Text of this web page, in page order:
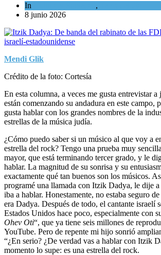
In ,
8 junio 2026
Mendi Glik
Crédito de la foto: Cortesía
En esta columna, a veces me gusta entrevistar a
están comenzando su andadura en este campo,
gusta hablar con los grandes nombres de la
estrellas de la música judía.
¿Cómo puedo saber si un músico al que voy a
estrella del rock? Tengo una prueba muy
mayor, que está terminando tercer grado, y le
hablar. La magnitud de su sonrisa y su
exactamente qué tan buenos son los músicos.
programé una llamada con Itzik Dadya, le dije
iba a hablar. Honestamente, no estaba seguro
era Dadya. Después de todo, el cantante israelí
Estados Unidos hace poco, especialmente con
Ohev Oti“, que ya tiene seis millones de
YouTube. Pero de repente mi hijo sonrió
“¿En serio? ¿De verdad vas a hablar con Itzik
momento lo supe: es una estrella del rock.